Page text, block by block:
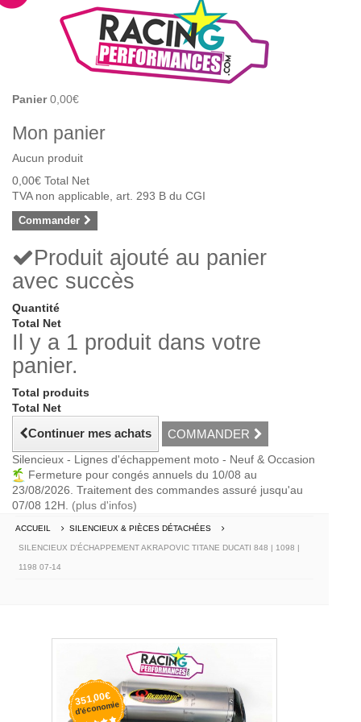
Panier 0,00€
Mon panier
Aucun produit
0,00€ Total Net
TVA non applicable, art. 293 B du CGI
Commander
Produit ajouté au panier
avec succès
Quantité
Total Net
Il y a 1 produit dans votre
panier.
Total produits
Total Net
Continuer mes achats COMMANDER
Silencieux - Lignes d'échappement moto - Neuf & Occasion
Fermeture pour congés annuels du 10/08 au
23/08/2026. Traitement des commandes assuré jusqu'au
07/08 12H. (plus d'infos)
ACCUEIL SILENCIEUX & PIÈCES DÉTACHÉES
SILENCIEUX D'ÉCHAPPEMENT AKRAPOVIC TITANE DUCATI 848 | 1098 |
1198 07-14
351,00€
d'économie